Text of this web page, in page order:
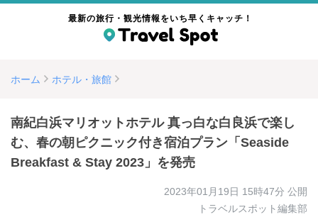
最新の旅行・観光情報をいち早くキャッチ！
ホーム ホテル・旅館
南紀白浜マリオットホテル 真っ白な白良浜で楽し
む、春の朝ピクニック付き宿泊プラン「Seaside
Breakfast & Stay 2023」を発売
2023年01月19日 15時47分 公開
トラベルスポット編集部